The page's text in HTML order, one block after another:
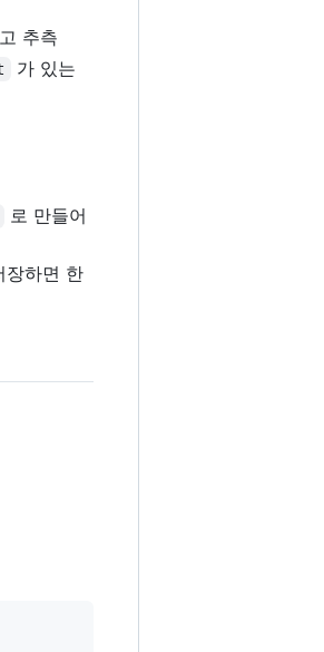
추측
가 있는
로 만들어
장하면 한